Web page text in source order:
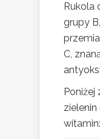
Rukola
grupy
C,
Poniżej
witamin: